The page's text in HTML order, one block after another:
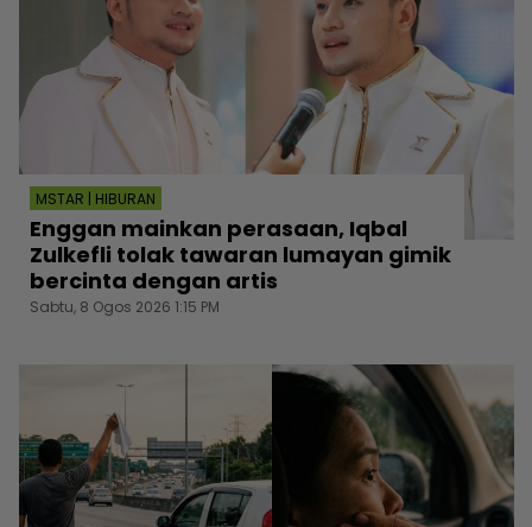
MSTAR | HIBURAN
Enggan mainkan perasaan, Iqbal
Zulkefli tolak tawaran lumayan gimik
bercinta dengan artis
Sabtu, 8 Ogos 2026 1:15 PM